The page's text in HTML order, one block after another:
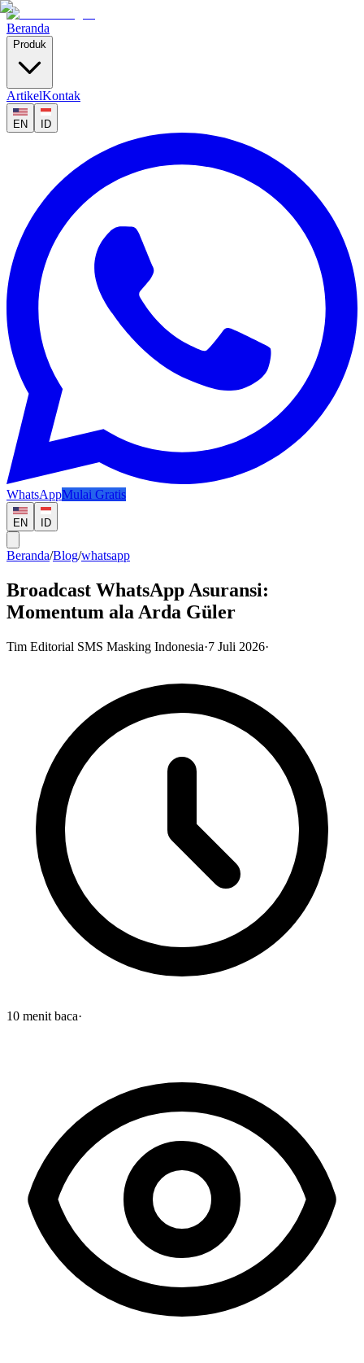
Beranda
Produk
ArtikelKontak
EN ID
WhatsAppMulai Gratis
EN ID
Beranda/Blog/whatsapp
Broadcast WhatsApp Asuransi:
Momentum ala Arda Güler
Tim Editorial SMS Masking Indonesia·7 Juli 2026·
10 menit baca·